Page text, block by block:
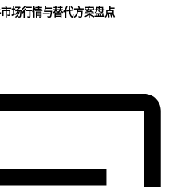
场行情与替代方案盘点